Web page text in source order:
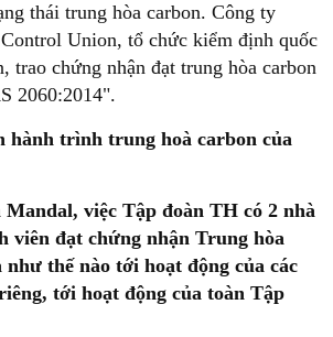
thái trung hòa carbon. Công ty
Union, tổ chức kiểm định quốc
trao chứng nhận đạt trung hòa carbon
2060:2014".
hành trình trung hoà carbon của
việc Tập đoàn TH có 2 nhà
viên đạt chứng nhận Trung hòa
như thế nào tới hoạt động của các
tới hoạt động của toàn Tập